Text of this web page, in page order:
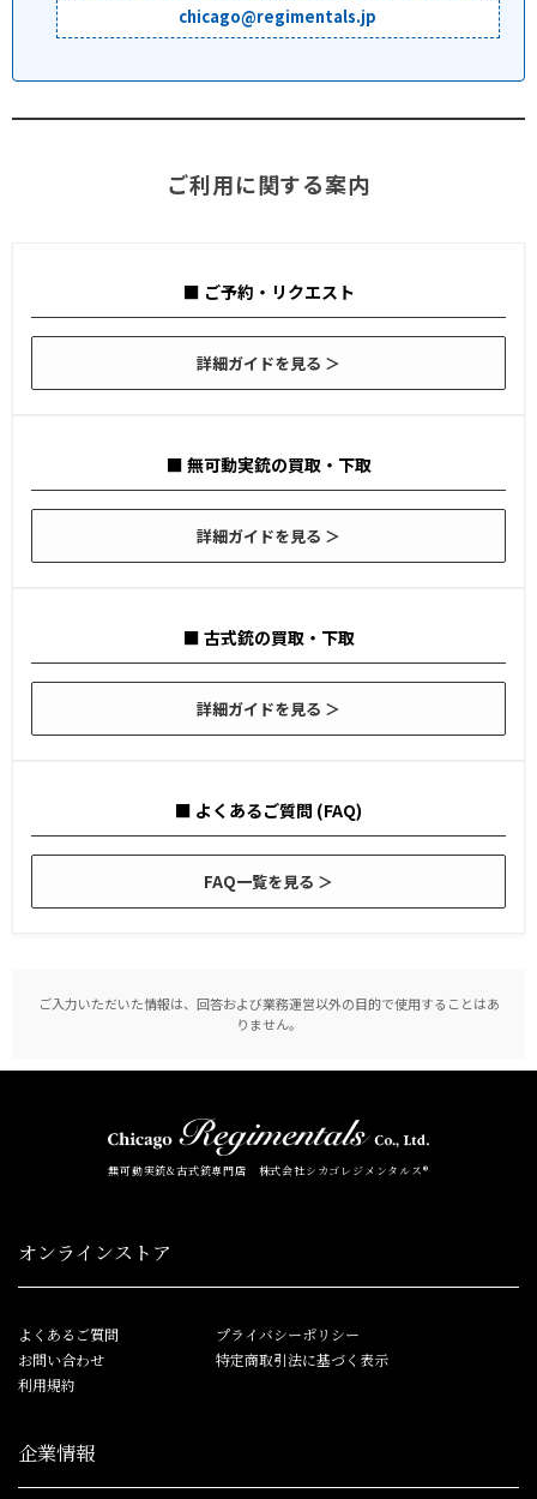
chicago@regimentals.jp
ご利用に関する案内
■ ご予約・リクエスト
詳細ガイドを見る ＞
■ 無可動実銃の買取・下取
詳細ガイドを見る ＞
■ 古式銃の買取・下取
詳細ガイドを見る ＞
■ よくあるご質問 (FAQ)
FAQ一覧を見る ＞
ご入力いただいた情報は、回答および業務運営以外の目的で使用することはあ
りません。
無可動実銃&古式銃専門店 株式会社シカゴレジメンタルス®
オンラインストア
よくあるご質問
お問い合わせ
利用規約
プライバシーポリシー
特定商取引法に基づく表示
企業情報